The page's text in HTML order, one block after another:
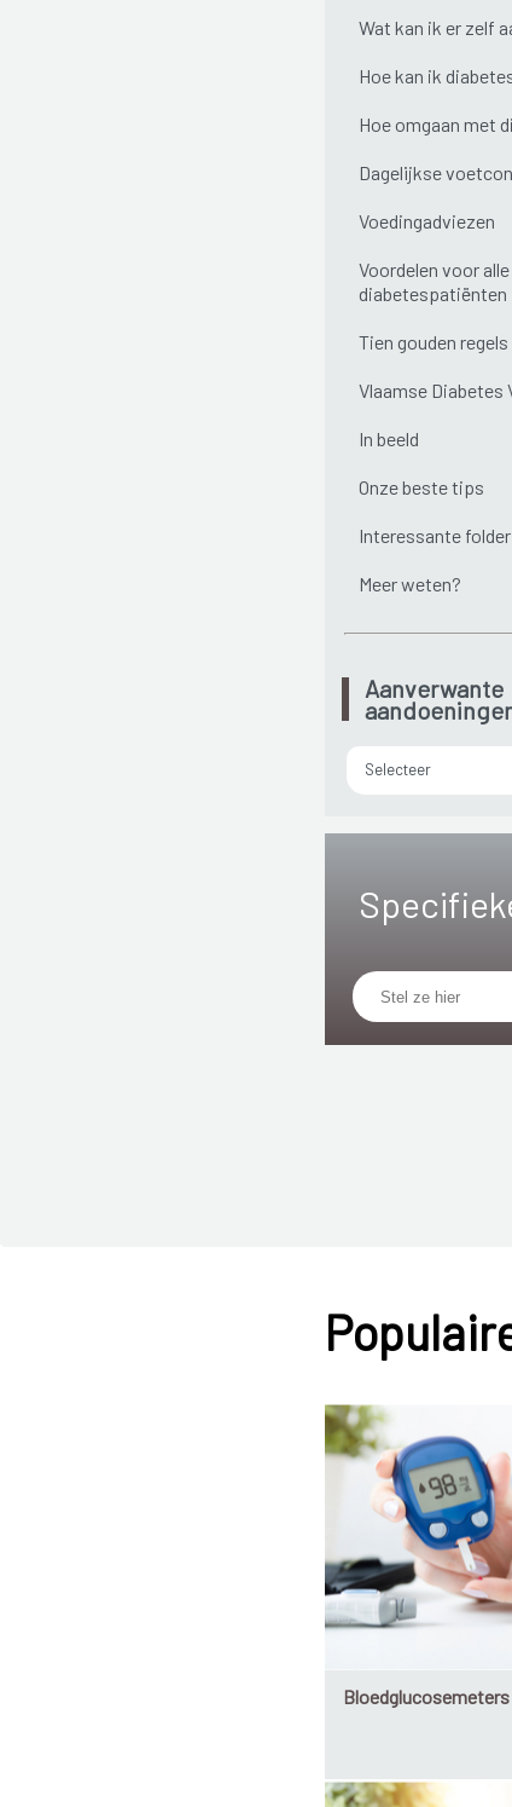
Wat kan ik er zelf
Hoe kan ik
Hoe omgaan met
Dagelijkse
Voedingadviezen
Voordelen voor alle
diabetespatiënten
Tien gouden
Vlaamse Diabetes
In beeld
Onze beste tips
Interessante folder
Meer weten?
Aanverwante
Selecteer
Bloedglucosemeters